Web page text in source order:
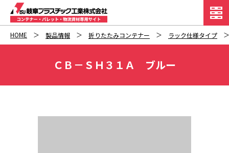
HOME 製品情報 折りたたみコンテナー ラック仕様タイプ
ＣＢ－ＳＨ３１Ａ ブルー